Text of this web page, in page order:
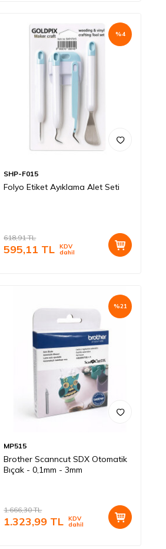
%4
SHP-F015
Folyo Etiket Ayıklama Alet Seti
618,91TL
595,11 TL KDV
dahil
%21
MP515
Brother Scanncut SDX Otomatik
Bıçak - 0,1mm - 3mm
1.666,30TL
1.323,99 TL KDV
dahil